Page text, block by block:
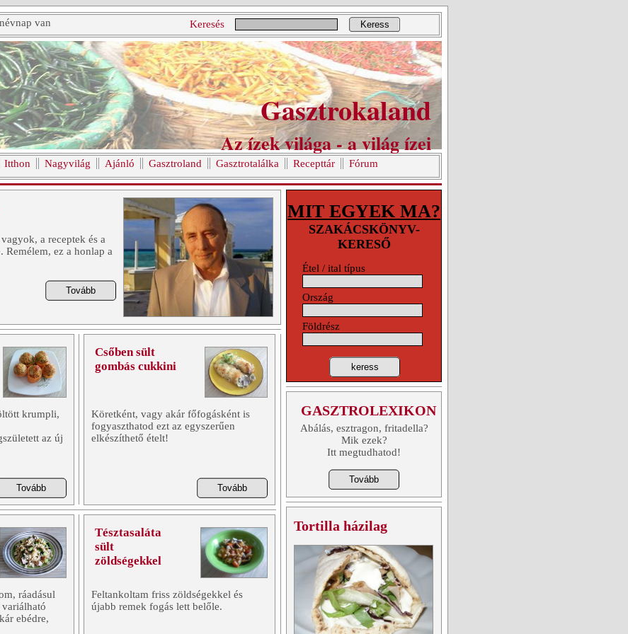
névnap van Keresés Keress
Gasztrokaland
Az ízek világa - a világ ízei
Itthon Nagyvilág Ajánló Gasztroland Gasztrotalálka Recepttár Fórum
a receptek és a
Remélem, ez a honlap a
krumpli,
az új
Csőben sült
gombás cukkini
Köretként, vagy akár főfogásként is
fogyaszthatod ezt az egyszerűen
elkészíthető ételt!
ráadásul
ebédre,
Tésztasaláta
sült
zöldségekkel
Feltankoltam friss zöldségekkel és
újabb remek fogás lett belőle.
MIT EGYEK MA?
SZAKÁCSKÖNYV-
KERESŐ
Étel / ital típus
Ország
Földrész
keress
GASZTROLEXIKON
Abálás, esztragon, fritadella?
Mik ezek?
Itt megtudhatod!
Tortilla házilag